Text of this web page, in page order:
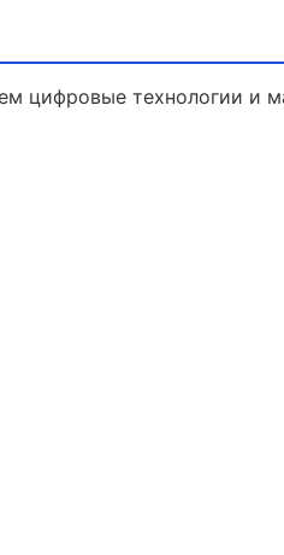
цифровые технологии и